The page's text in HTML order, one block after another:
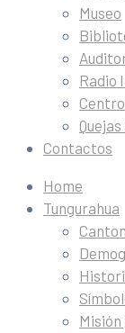
Museo
Radio
Contactos
Home
Tungurahua
Misión